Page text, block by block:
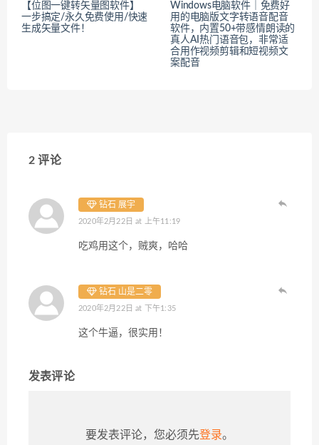
【位图一键转矢量图软件】
一步搞定/永久免费使用/快速
生成矢量文件！
Windows电脑软件｜免费好
用的电脑版文字转语音配音
软件，内置50+带感情朗读的
真人AI热门语音包，非常适
合用作视频剪辑和短视频文
案配音
2 评论
钻石 展宇
2020年2月22日 at 上午11:19
吃鸡用这个，贼爽，哈哈
钻石 山是二零
2020年2月22日 at 下午1:35
这个牛逼，很实用！
发表评论
要发表评论，您必须先登录。